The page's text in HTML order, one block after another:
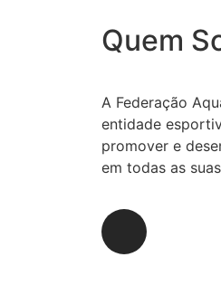
Quem
A Federação
entidade
promover e
em todas as